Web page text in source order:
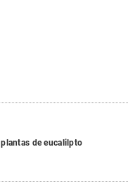
plantas de eucalilpto